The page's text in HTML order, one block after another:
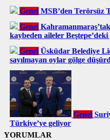
Genel MSB’den Terörsüz
Genel
kaybeden aileler
Genel Üsküdar Belediye
sayılmayan oylar gölge
Genel
Türkiye’ye geliyor
YORUMLAR